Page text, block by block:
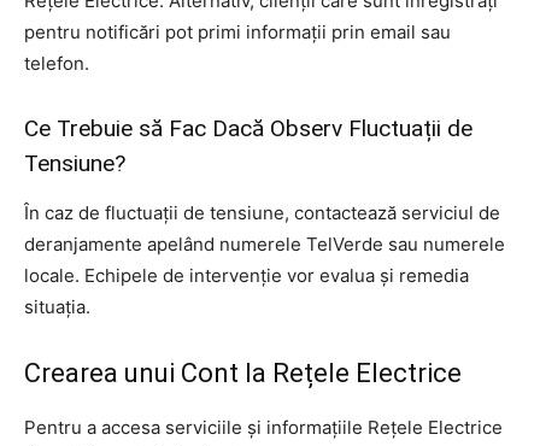
pentru notificări pot primi informații prin email sau
telefon.
Ce Trebuie să Fac Dacă Observ Fluctuații de
Tensiune?
În caz de fluctuații de tensiune, contactează serviciul de
deranjamente apelând numerele TelVerde sau numerele
locale. Echipele de intervenție vor evalua și remedia
situația.
Crearea unui Cont la Rețele Electrice
Pentru a accesa serviciile și informațiile Rețele Electrice